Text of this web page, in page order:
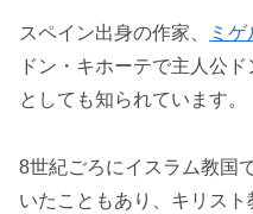
スペイン出身の作家、 ミ
ドン・キホーテで主人公
としても知られています。
8世紀ごろにイスラム教国
いたこともあり、キリス